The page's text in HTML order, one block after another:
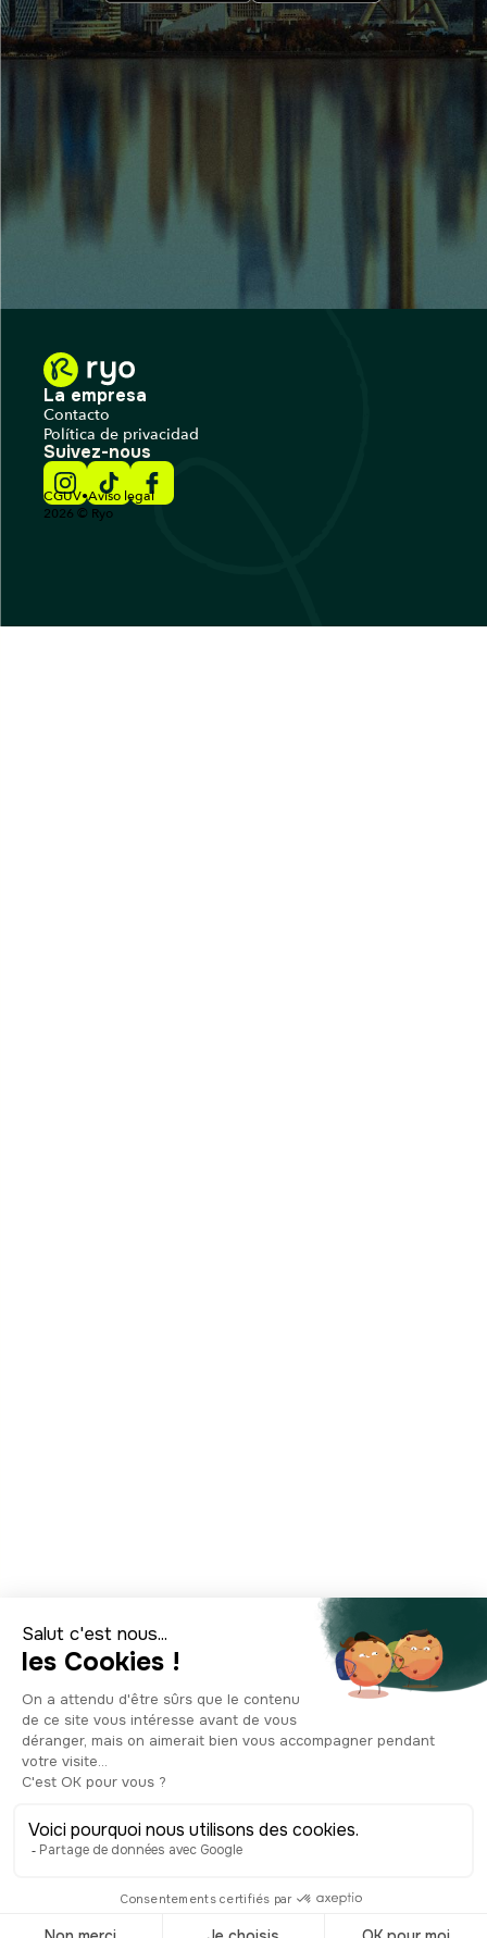
La empresa
Contacto
Política de privacidad
Suivez-nous
CGUV•Aviso legal
2026 © Ryo